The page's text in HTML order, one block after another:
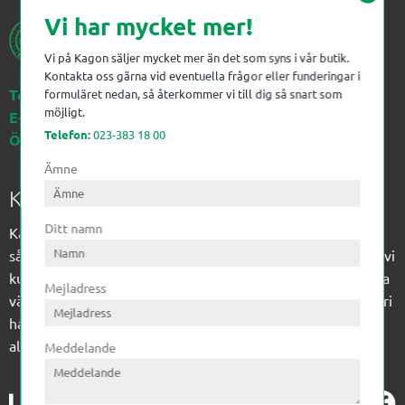
Telefon:023-383 18 00
E-post:kagon@kagon.se
Öppettider:Måndag-Fredag, 07-16
Kagon AB
Kagon har sedan 1972 levererat kompetens till
sågverksindustrin och övrig industri. Till träindustrin tillför vi
kunskap med optimeringslösningar från timmerplanen hela
vägen fram till paketering/emballering och till övrig industri
har vi ett komplement sortiment av teknikprodukter med
allt ifrån slangtillverkning till transmission och lager.
Vi har mycket mer!
Vi på Kagon säljer mycket mer än det som syns i vår butik.
Kontakta oss gärna vid eventuella frågor eller funderingar i
formuläret nedan, så återkommer vi till dig så snart som
möjligt.
Telefon:023-383 18 00
Ämne
Ditt namn
Mejladress
Meddelande